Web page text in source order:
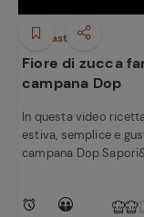
Antipasti
Fiore di zucca
campana Dop
In questa video
estiva, semplice e
campana Dop